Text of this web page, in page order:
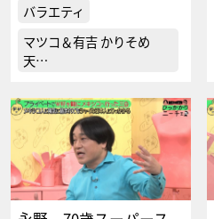
バラエティ
マツコ＆有吉 かりそめ
天…